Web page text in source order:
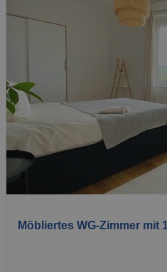
Möbliertes WG-Zimmer mit